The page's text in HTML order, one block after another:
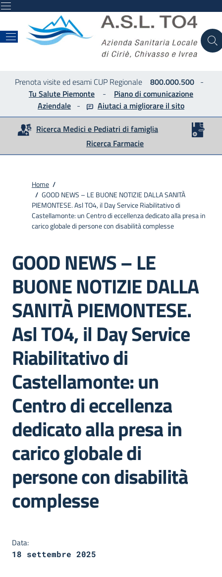
Prenota visite ed esami CUP Regionale 800.000.500-
Tu Salute Piemonte - Piano di comunicazione
Aziendale - Aiutaci a migliorare il sito
Ricerca Medici e Pediatri di famiglia
Ricerca Farmacie
Home /
/ GOOD NEWS – LE BUONE NOTIZIE DALLA SANITÀ
PIEMONTESE. Asl TO4, il Day Service Riabilitativo di
Castellamonte: un Centro di eccellenza dedicato alla presa in
carico globale di persone con disabilità complesse
GOOD NEWS – LE
BUONE NOTIZIE DALLA
SANITÀ PIEMONTESE.
Asl TO4, il Day Service
Riabilitativo di
Castellamonte: un
Centro di eccellenza
dedicato alla presa in
carico globale di
persone con disabilità
complesse
Data:
18 settembre 2025